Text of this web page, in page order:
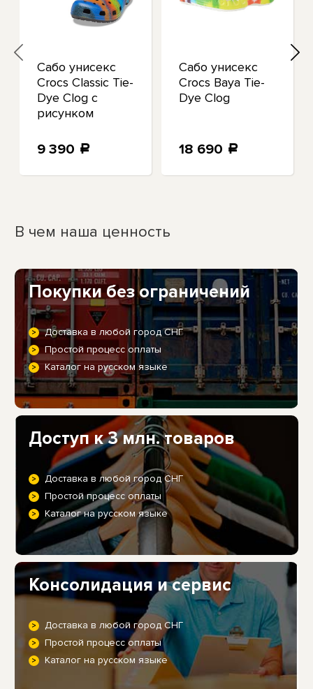
Сабо унисекс
Crocs Classic Tie-
Dye Clog с
рисунком
9 390 a
Сабо унисекс
Crocs Baya Tie-
Dye Clog
18 690 a
В чем наша ценность
Покупки без ограничений
Доставка в любой город СНГ
Простой процесс оплаты
Каталог на русском языке
Доступ к 3 млн. товаров
Доставка в любой город СНГ
Простой процесс оплаты
Каталог на русском языке
Консолидация и сервис
Доставка в любой город СНГ
Простой процесс оплаты
Каталог на русском языке